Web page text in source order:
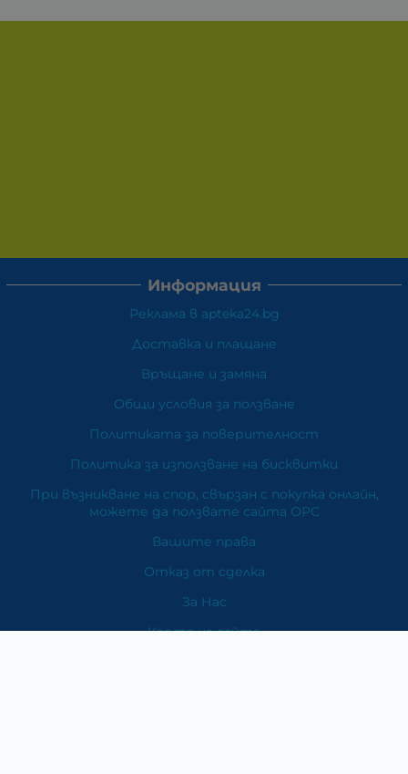
Информация
Реклама в apteka24.bg
Доставка и плащане
Връщане и замяна
Общи условия за ползване
Политиката за поверителност
Политика за използване на бисквитки
При възникване на спор, свързан с покупка онлайн,
можете да ползвате сайта ОРС
Вашите права
Отказ от сделка
За Нас
Карта на сайта